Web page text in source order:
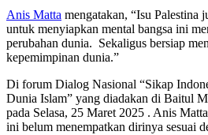
Anis Matta mengatakan, “Isu Palestina
untuk menyiapkan mental bangsa ini
perubahan dunia. Sekaligus bersiap
kepemimpinan dunia.”
Di forum Dialog Nasional “Sikap
Dunia Islam” yang diadakan di Baitul
pada Selasa, 25 Maret 2025 . Anis
ini belum menempatkan dirinya sesuai